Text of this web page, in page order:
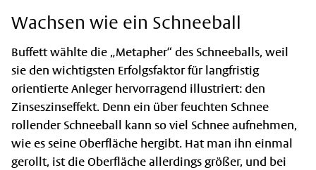
Wachsen wie ein Schneeball
Buffett wählte die „Metapher“ des Schneeballs, weil
sie den wichtigsten Erfolgsfaktor für langfristig
orientierte Anleger hervorragend illustriert: den
Zinseszinseffekt. Denn ein über feuchten Schnee
rollender Schneeball kann so viel Schnee aufnehmen,
wie es seine Oberfläche hergibt. Hat man ihn einmal
gerollt, ist die Oberfläche allerdings größer, und bei